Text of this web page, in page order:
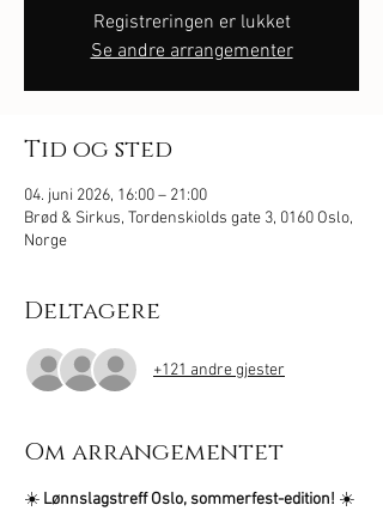
Registreringen er lukket
Se andre arrangementer
Tid og sted
04. juni 2026, 16:00 – 21:00
Brød & Sirkus, Tordenskiolds gate 3, 0160 Oslo,
Norge
Deltagere
+121 andre gjester
Om arrangementet
☀️ Lønnslagstreff Oslo, sommerfest-edition! ☀️